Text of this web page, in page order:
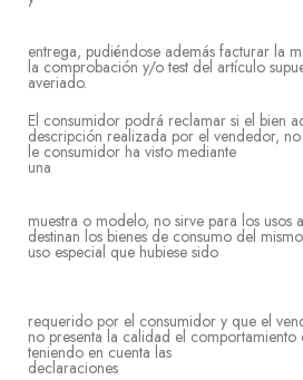
entrega, pudiéndose además facturar la
la comprobación y/o test del artículo
El consumidor podrá reclamar si el bien
descripción realizada por el vendedor,
le consumidor ha visto mediante
muestra o modelo, no sirve para los usos
destinan los bienes de consumo del
uso especial que hubiese sido
requerido por el consumidor y que el
no presenta la calidad el comportamiento
teniendo en cuenta las